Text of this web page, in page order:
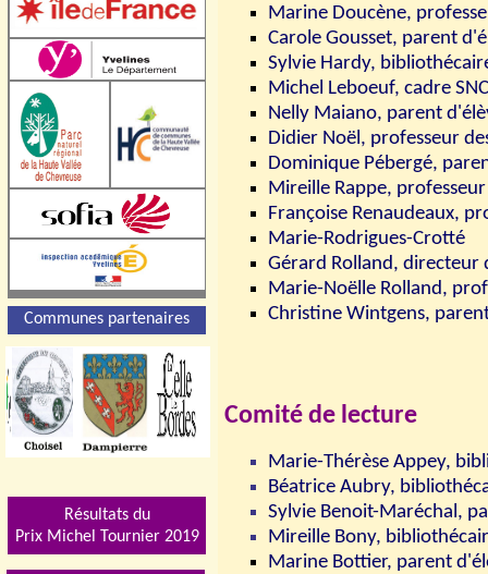
Marine Doucène,
Carole Gousset, parent
Sylvie Hardy,
Michel Leboeuf, cadre
Nelly Maiano, parent
Didier Noël, professeur
Dominique Pébergé,
Mireille Rappe, professeur
Françoise Renaudeaux,
Marie-Rodrigues-Crotté
Gérard Rolland, directeur
Marie-Noëlle Rolland,
Christine Wintgens,
Comité de lecture
Marie-Thérèse Appey,
Béatrice Aubry,
Sylvie Benoit-Maréchal,
Mireille Bony,
Marine Bottier, parent
Communes partenaires
Résultats du
Prix Michel Tournier 2019